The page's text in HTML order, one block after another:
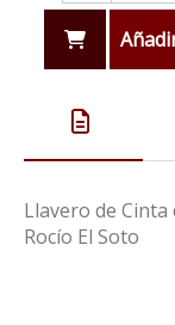
Llavero de Cinta
Rocío El Soto